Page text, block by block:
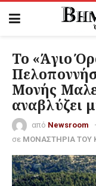
Το «Άγιο
Μονής
αναβλύζει
από Newsroom
σε ΜΟΝΑΣΤΗΡΙΑ ΤΟΥ